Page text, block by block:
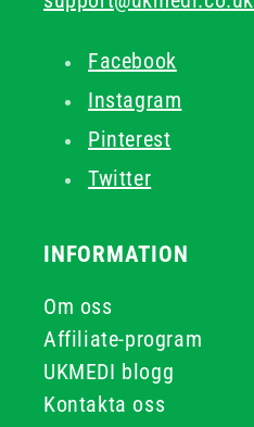
Facebook
Instagram
Pinterest
Twitter
INFORMATION
Om oss
Affiliate-program
UKMEDI blogg
Kontakta oss